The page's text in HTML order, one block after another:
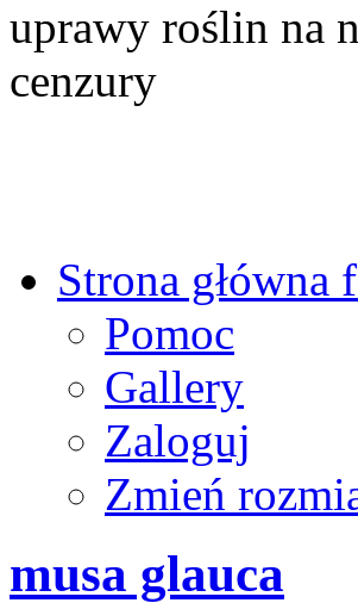
uprawy roślin na
cenzury
Strona główna
Pomoc
Gallery
Zaloguj
Zmień
musa glauca